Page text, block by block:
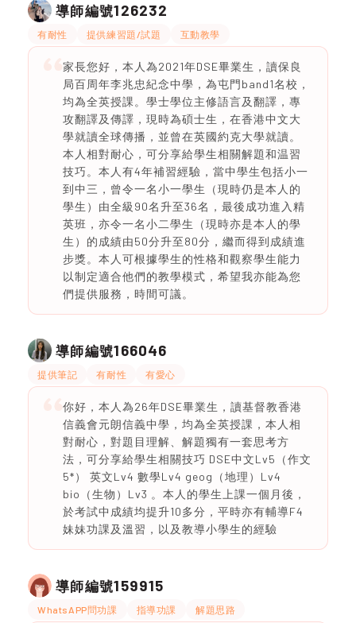
導師編號126232
有耐性 提供練習題/試題 互動教學
家長您好，本人為2021年DSE畢業生，讀保良
局百周年李兆忠紀念中學，為屯門band1名校，
均為全英授課。學士學位主修語言及翻譯，專
攻翻譯及傳譯，現時為碩士生，在香港中文大
學就讀全球傳播，並曾在英國約克大學就讀。
本人相對耐心，可分享給學生相關解題和温習
技巧。本人有4年補習經驗，當中學生包括小一
到中三，曾令一名小一學生（現時仍是本人的
學生）由全級90名升至36名，最後成功進入精
英班，亦令一名小二學生（現時亦是本人的學
生）的成績由50分升至80分，繼而得到成績進
步獎。本人可根據學生的性格和觀察學生能力
以制定適合他們的教學模式，希望我亦能為您
們提供服務，時間可議。
導師編號166046
提供筆記 有耐性 有愛心
你好，本人為26年DSE畢業生，讀基督教香港
信義會元朗信義中學，均為全英授課，本人相
對耐心，對題目理解、解題獨有一套思考方
法，可分享給學生相關技巧 DSE中文Lv5（作文
5*） 英文Lv4 數學Lv4 geog（地理）Lv4
bio（生物）Lv3 。本人的學生上課一個月後，
於考試中成績均提升10多分，平時亦有輔導F4
妹妹功課及溫習，以及教導小學生的經驗
導師編號159915
WhatsAPP問功課 指導功課 解題思路